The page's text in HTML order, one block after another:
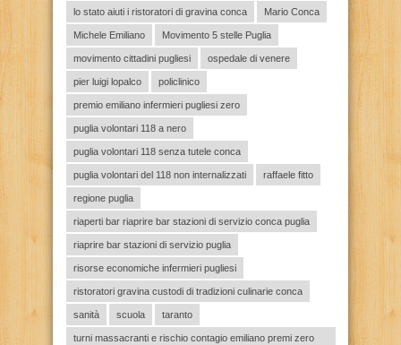
lo stato aiuti i ristoratori di gravina conca Mario Conca
Michele Emiliano Movimento 5 stelle Puglia
movimento cittadini pugliesi ospedale di venere
pier luigi lopalco policlinico
premio emiliano infermieri pugliesi zero
puglia volontari 118 a nero
puglia volontari 118 senza tutele conca
puglia volontari del 118 non internalizzati raffaele fitto
regione puglia
riaperti bar riaprire bar stazioni di servizio conca puglia
riaprire bar stazioni di servizio puglia
risorse economiche infermieri pugliesi
ristoratori gravina custodi di tradizioni culinarie conca
sanità scuola taranto
turni massacranti e rischio contagio emiliano premi zero